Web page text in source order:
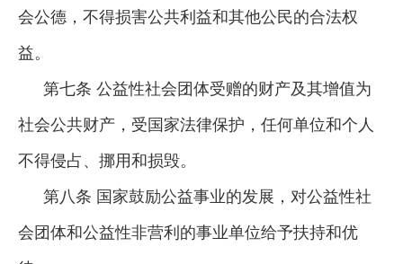
会公德，不得损害公共利益和其他公民的合法权
益。
第七条 公益性社会团体受赠的财产及其增值为
社会公共财产，受国家法律保护，任何单位和个人
不得侵占、挪用和损毁。
第八条 国家鼓励公益事业的发展，对公益性社
会团体和公益性非营利的事业单位给予扶持和优